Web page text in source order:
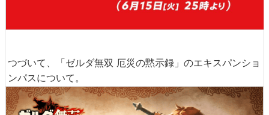
つづいて、「ゼルダ無双 厄災の黙示録」のエキスパンショ
ンパスについて。